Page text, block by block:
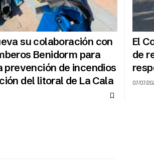
su colaboración con
Benidorm para
prevención de incendios
del litoral de La Cala
El
de
07/07/